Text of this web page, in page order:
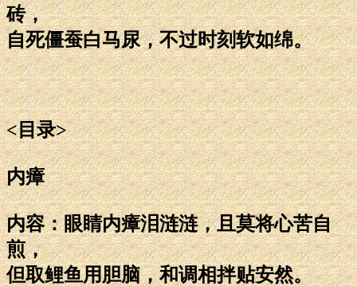
砖，
自死僵蚕白马尿，不过时刻软如绵。
<目录>
内瘴
内容：眼睛内瘴泪涟涟，且莫将心苦自
煎，
但取鲤鱼用胆脑，和调相拌贴安然。